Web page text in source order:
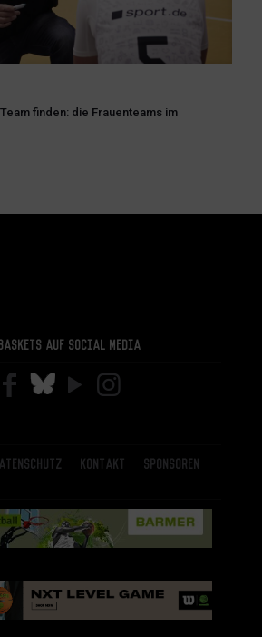
finden: die Frauenteams im
auf Social Media
Kontakt Sponsoren